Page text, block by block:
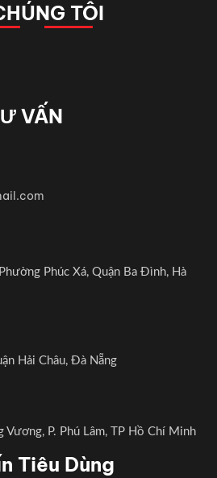
TÔI
VẤN
Phúc Xá, Quận Ba Đình, Hà
Hải Châu, Đà Nẵng
P. Phú Lâm, TP Hồ Chí Minh
Tiêu Dùng